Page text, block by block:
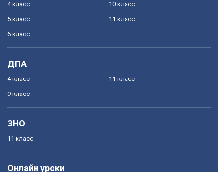
4 класс
5 класс
6 класс
10 класс
11 класс
ДПА
4 класс
9 класс
11 класс
ЗНО
11 класс
Онлайн уроки